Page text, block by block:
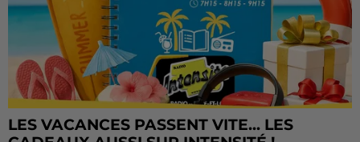
LES VACANCES PASSENT VITE... LES